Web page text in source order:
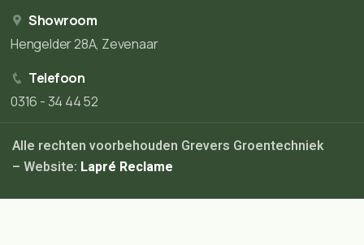
Showroom
Hengelder 28A, Zevenaar
Telefoon
0316 - 34 44 52
Alle rechten voorbehouden Grevers Groentechniek
– Website: Lapré Reclame